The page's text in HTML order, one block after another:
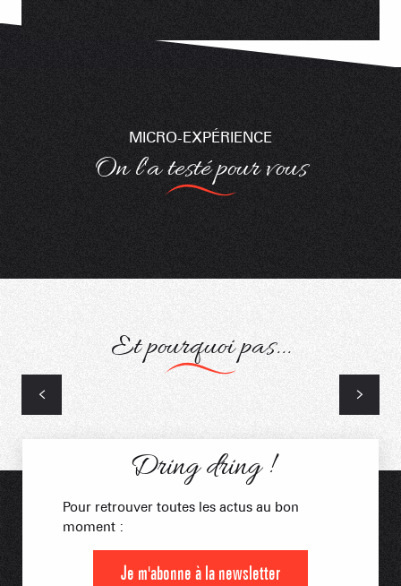
MICRO-EXPÉRIENCE
On l'a testé pour vous
LA GIETTAZ EN ARAVIS
Lire la suite
Et pourquoi pas...
Dring dring !
Pour retrouver toutes les actus au bon
moment :
Je m'abonne à la newsletter